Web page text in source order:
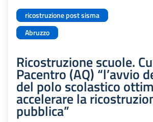
ricostruzione post sisma
Abruzzo
Ricostruzione scuole.
Pacentro (AQ) “l’avvio
del polo scolastico
accelerare la
pubblica”